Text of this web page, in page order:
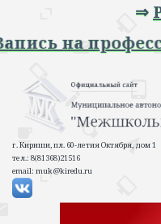
Запись на
г. Кириши, пл. 60-летия Октября, дом 1
тел.: 8(81368)21516
email: muk@kiredu.ru